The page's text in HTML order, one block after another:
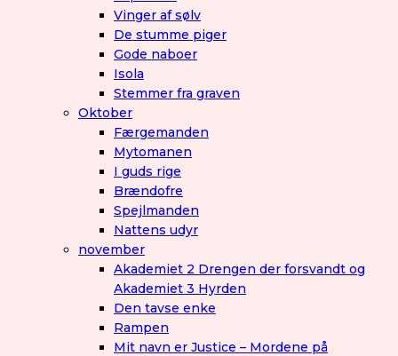
Vinger af sølv
De stumme piger
Gode naboer
Isola
Stemmer fra graven
Oktober
Færgemanden
Mytomanen
I guds rige
Brændofre
Spejlmanden
Nattens udyr
november
Akademiet 2 Drengen der forsvandt og
Akademiet 3 Hyrden
Den tavse enke
Rampen
Mit navn er Justice – Mordene på